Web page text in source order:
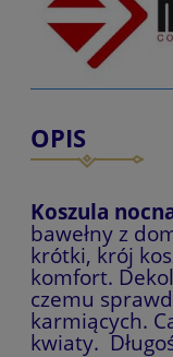
OPIS
Koszula
bawełny z
krótki, krój
komfort.
czemu
karmiących.
kwiaty.